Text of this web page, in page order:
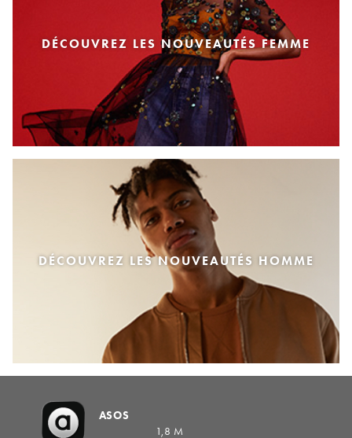
DÉCOUVREZ LES NOUVEAUTÉS FEMME
DÉCOUVREZ LES NOUVEAUTÉS HOMME
ASOS
1,8 M